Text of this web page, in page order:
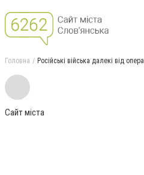
Головна Російські війська далекі від
Сайт міста